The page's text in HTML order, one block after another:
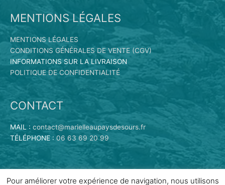
MENTIONS LÉGALES
MENTIONS LÉGALES
CONDITIONS GÉNÉRALES DE VENTE (CGV)
INFORMATIONS SUR LA LIVRAISON
POLITIQUE DE CONFIDENTIALITÉ
CONTACT
MAIL : contact@marielleaupaysdesours.fr
TÉLÉPHONE : 06 63 69 20 99
Pour améliorer votre expérience de navigation, nous utilisons